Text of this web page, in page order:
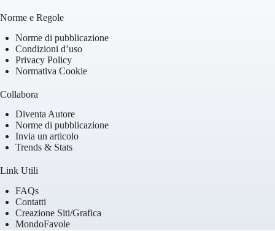
Norme e Regole
Norme di pubblicazione
Condizioni d’uso
Privacy Policy
Normativa Cookie
Collabora
Diventa Autore
Norme di pubblicazione
Invia un articolo
Trends & Stats
Link Utili
FAQs
Contatti
Creazione Siti/Grafica
MondoFavole